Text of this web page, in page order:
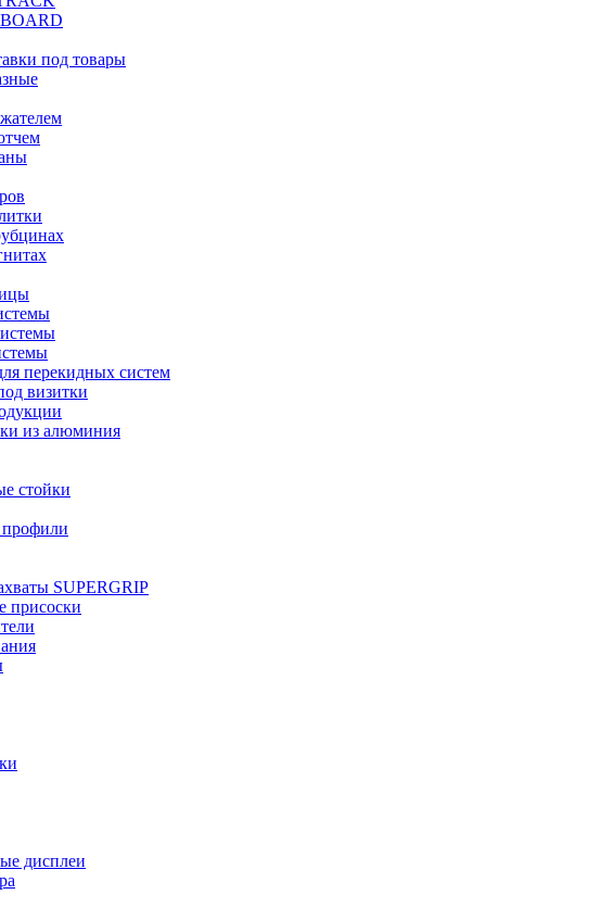
под товары
перекидных систем
визитки
из алюминия
стойки
SUPERGRIP
присоски
дисплеи